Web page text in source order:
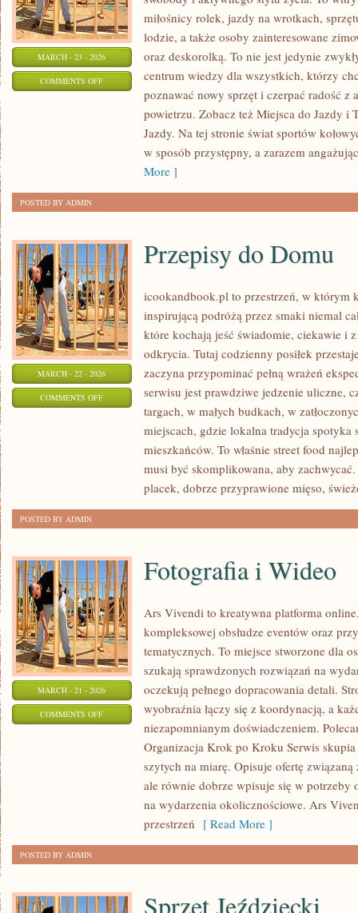
MARCH - 23 - 2026
COMMENTS OFFON
BEZPIECZEŃSTWO
miłośnicy rolek, jazdy na wrotkach,
lodzie, a także osoby zainteresowane
oraz deskorolką. To nie jest jedynie
centrum wiedzy dla wszystkich, którzy
poznawać nowy sprzęt i czerpać radość z
powietrzu. Zobacz też Miejsca do Jazdy i
Jazdy. Na tej stronie świat sportów
w sposób przystępny, a zarazem
More ]
POSTED BY ADMIN
MARCH - 22 - 2026
COMMENTS OFFON
Przepisy do Domu
icookandbook.pl to przestrzeń, w którym
inspirującą podróżą przez smaki niemal
które kochają jeść świadomie, ciekawie i
odkrycia. Tutaj codzienny posiłek
zaczyna przypominać pełną wrażeń
serwisu jest prawdziwe jedzenie uliczne,
targach, w małych budkach, w
miejscach, gdzie lokalna tradycja spotyka
mieszkańców. To właśnie street food
musi być skomplikowana, aby
placek, dobrze przyprawione mięso,
POSTED BY ADMIN
MARCH - 21 - 2026
COMMENTS OFFON
FOTOGRAFIA
Fotografia i Wideo
Ars Vivendi to kreatywna platforma
kompleksowej obsłudze eventów oraz
tematycznych. To miejsce stworzone dla
szukają sprawdzonych rozwiązań na
oczekują pełnego dopracowania detali.
wyobraźnia łączy się z koordynacją, a
niezapomnianym doświadczeniem.
Organizacja Krok po Kroku Serwis
szytych na miarę. Opisuje ofertę
ale równie dobrze wpisuje się w potrzeby
na wydarzenia okolicznościowe. Ars
przestrzeń [ Read More ]
POSTED BY ADMIN
Sprzęt Jeździecki